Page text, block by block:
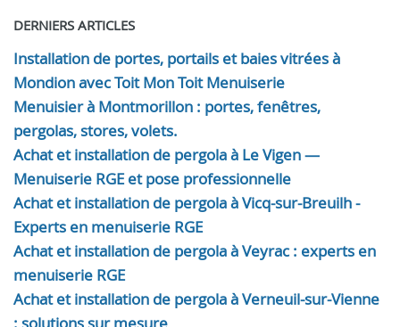
DERNIERS ARTICLES
Installation de portes, portails et baies vitrées à
Mondion avec Toit Mon Toit Menuiserie
Menuisier à Montmorillon : portes, fenêtres,
pergolas, stores, volets.
Achat et installation de pergola à Le Vigen —
Menuiserie RGE et pose professionnelle
Achat et installation de pergola à Vicq-sur-Breuilh -
Experts en menuiserie RGE
Achat et installation de pergola à Veyrac : experts en
menuiserie RGE
Achat et installation de pergola à Verneuil-sur-Vienne